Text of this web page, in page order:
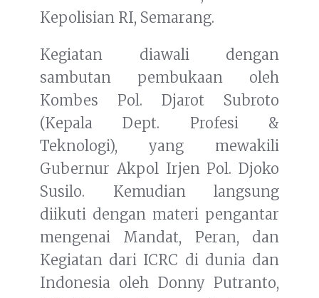
Kepolisian RI, Semarang.
Kegiatan diawali dengan
sambutan pembukaan oleh
Kombes Pol. Djarot Subroto
(Kepala Dept. Profesi &
Teknologi), yang mewakili
Gubernur Akpol Irjen Pol. Djoko
Susilo. Kemudian langsung
diikuti dengan materi pengantar
mengenai Mandat, Peran, dan
Kegiatan dari ICRC di dunia dan
Indonesia oleh Donny Putranto,